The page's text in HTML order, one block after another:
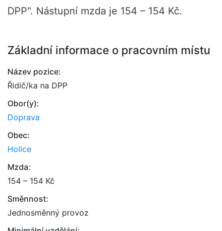
DPP". Nástupní mzda je 154 – 154 Kč.
Základní informace o pracovním místu
Název pozice:
Řidič/ka na DPP
Obor(y):
Doprava
Obec:
Holice
Mzda:
154 – 154 Kč
Směnnost:
Jednosměnný provoz